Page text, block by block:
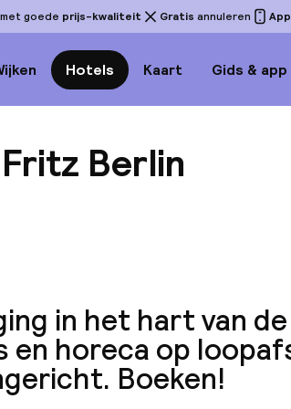
goede prijs-kwaliteit Gratis annuleren App
Hotels Kaart Gids & app
Berlin
in het hart van
en horeca op
Boeken!